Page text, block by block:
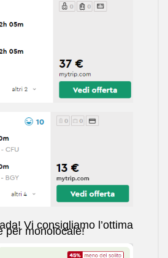
Vi consigliamo l’ottima
per monolocale!